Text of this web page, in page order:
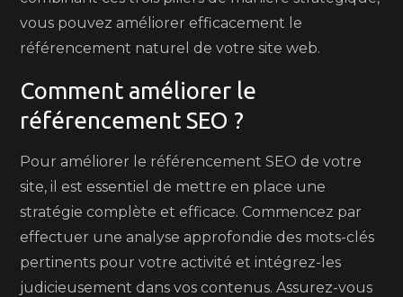
vous pouvez améliorer efficacement le
référencement naturel de votre site web.
Comment améliorer le
référencement SEO ?
Pour améliorer le référencement SEO de votre
site, il est essentiel de mettre en place une
stratégie complète et efficace. Commencez par
effectuer une analyse approfondie des mots-clés
pertinents pour votre activité et intégrez-les
judicieusement dans vos contenus. Assurez-vous